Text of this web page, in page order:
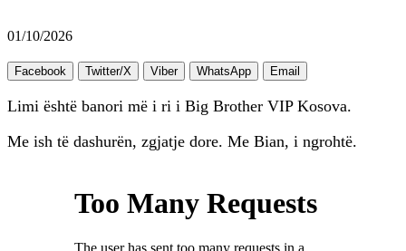
01/10/2026
Facebook Twitter/X Viber WhatsApp Email
Limi është banori më i ri i Big Brother VIP Kosova.
Me ish të dashurën, zgjatje dore. Me Bian, i ngrohtë.